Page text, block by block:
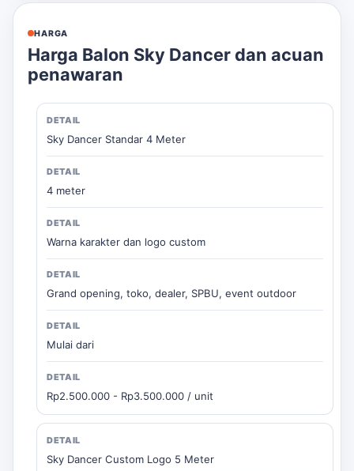
HARGA
Harga Balon Sky Dancer dan acuan
penawaran
Sky Dancer Standar 4 Meter
4 meter
Warna karakter dan logo custom
Grand opening, toko, dealer, SPBU, event outdoor
Mulai dari
Rp2.500.000 - Rp3.500.000 / unit
Sky Dancer Custom Logo 5 Meter